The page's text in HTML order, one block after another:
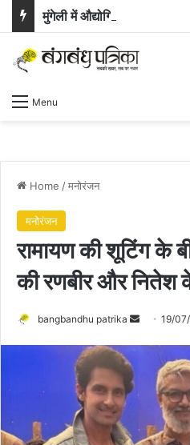
Menu
Home /मनोरंजन
मनोरंजन
रामायण की शूटिंग के
की रणबीर और नितेश
bangbandhu patrika
Send19/